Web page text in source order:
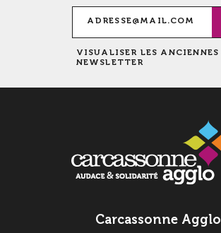
VISUALISER LES ANCIENNES
NEWSLETTER
Carcassonne Agglo